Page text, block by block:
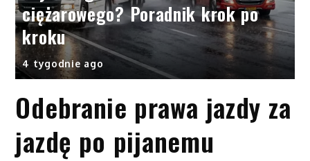
ciężarowego? Poradnik krok po
kroku
4 tygodnie ago
Odebranie prawa jazdy za
jazdę po pijanemu